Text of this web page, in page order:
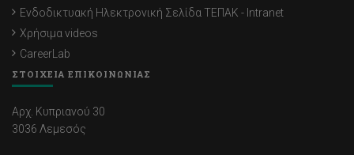
Ενδοδικτυακή Ηλεκτρονική Σελίδα ΤΕΠΑΚ - Intranet
Χρήσιμα videos
CareerLab
ΣΤΟΙΧΕΙΑ ΕΠΙΚΟΙΝΩΝΙΑΣ
Αρχ. Κυπριανού 30
3036 Λεμεσός